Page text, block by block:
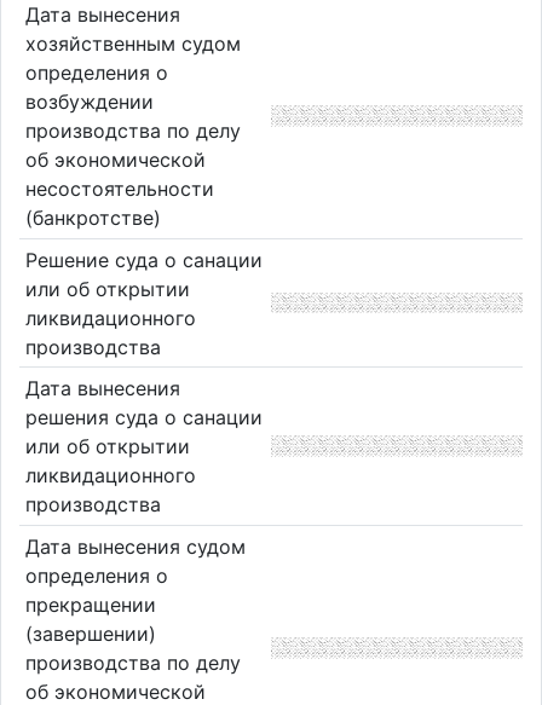
Дата вынесения
хозяйственным судом
определения о
возбуждении
производства по делу
об экономической
несостоятельности
(банкротстве)
Решение суда о санации
или об открытии
ликвидационного
производства
Дата вынесения
решения суда о санации
или об открытии
ликвидационного
производства
Дата вынесения судом
определения о
прекращении
(завершении)
производства по делу
об экономической